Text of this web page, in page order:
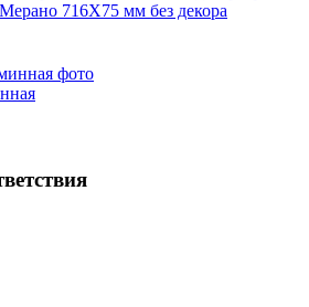
716Х75 мм без декора